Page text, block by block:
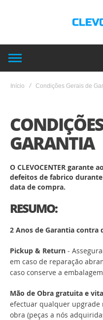
Início Condições Gerais de
GARANTIA
O CLEVOCENTER garante
defeitos de fabrico
data de compra.
RESUMO:
2 Anos de Garantia contra
Pickup & Return -
em caso de reparação
caso conserve a
Mão de Obra gratuita e
efectuar qualquer upgrade
obra (peças a nós